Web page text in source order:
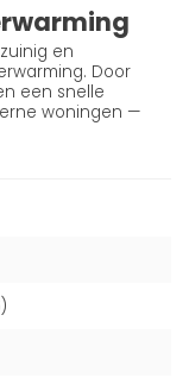
en
Door
een snelle
woningen —